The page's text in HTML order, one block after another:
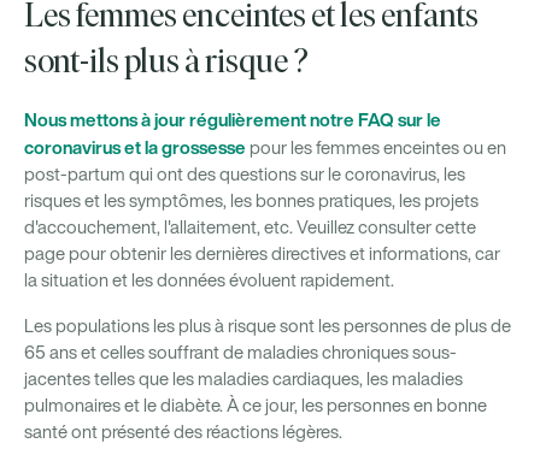
Les femmes enceintes et les enfants
sont-ils plus à risque ?
Nous mettons à jour régulièrement notre FAQ sur le
coronavirus et la grossesse pour les femmes enceintes ou en
post-partum qui ont des questions sur le coronavirus, les
risques et les symptômes, les bonnes pratiques, les projets
d'accouchement, l'allaitement, etc. Veuillez consulter cette
page pour obtenir les dernières directives et informations, car
la situation et les données évoluent rapidement.
Les populations les plus à risque sont les personnes de plus de
65 ans et celles souffrant de maladies chroniques sous-
jacentes telles que les maladies cardiaques, les maladies
pulmonaires et le diabète. À ce jour, les personnes en bonne
santé ont présenté des réactions légères.